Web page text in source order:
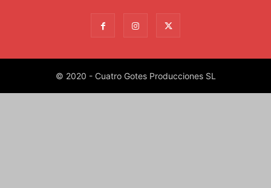
© 2020 - Cuatro Gotes Producciones SL